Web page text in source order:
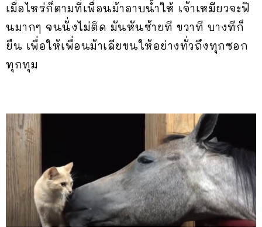
เมื่อไหร่ก็ตามที่เพื่อนม้าอาบน้ำให้ เจ้าเหมียวจะฟิ
นมากๆ จนนั่งไม่ติด มันหันซ้ายที ขวาที บางทีก็
ยืน เพื่อให้เพื่อนม้าเลียขนให้อย่างทั่วถึงทุกซอก
ทุกทุม